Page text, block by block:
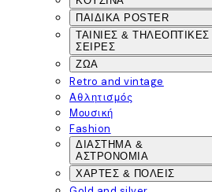
ΠΑΙΔΙΚΆ POSTER
ΤΑΙΝΊΕΣ & ΤΗΛΕΟΠΤΙΚΈΣ
ΣΕΙΡΈΣ
ΖΏΑ
Retro and vintage
Αθλητισμός
Μουσική
Fashion
ΔΙΆΣΤΗΜΑ &
ΑΣΤΡΟΝΟΜΊΑ
ΧΆΡΤΕΣ & ΠΌΛΕΙΣ